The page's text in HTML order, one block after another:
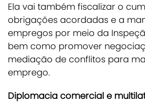
Ela vai também fiscalizar o
obrigações acordadas e a
empregos por meio da
bem como promover
mediação de conflitos para
emprego.
Diplomacia comercial e